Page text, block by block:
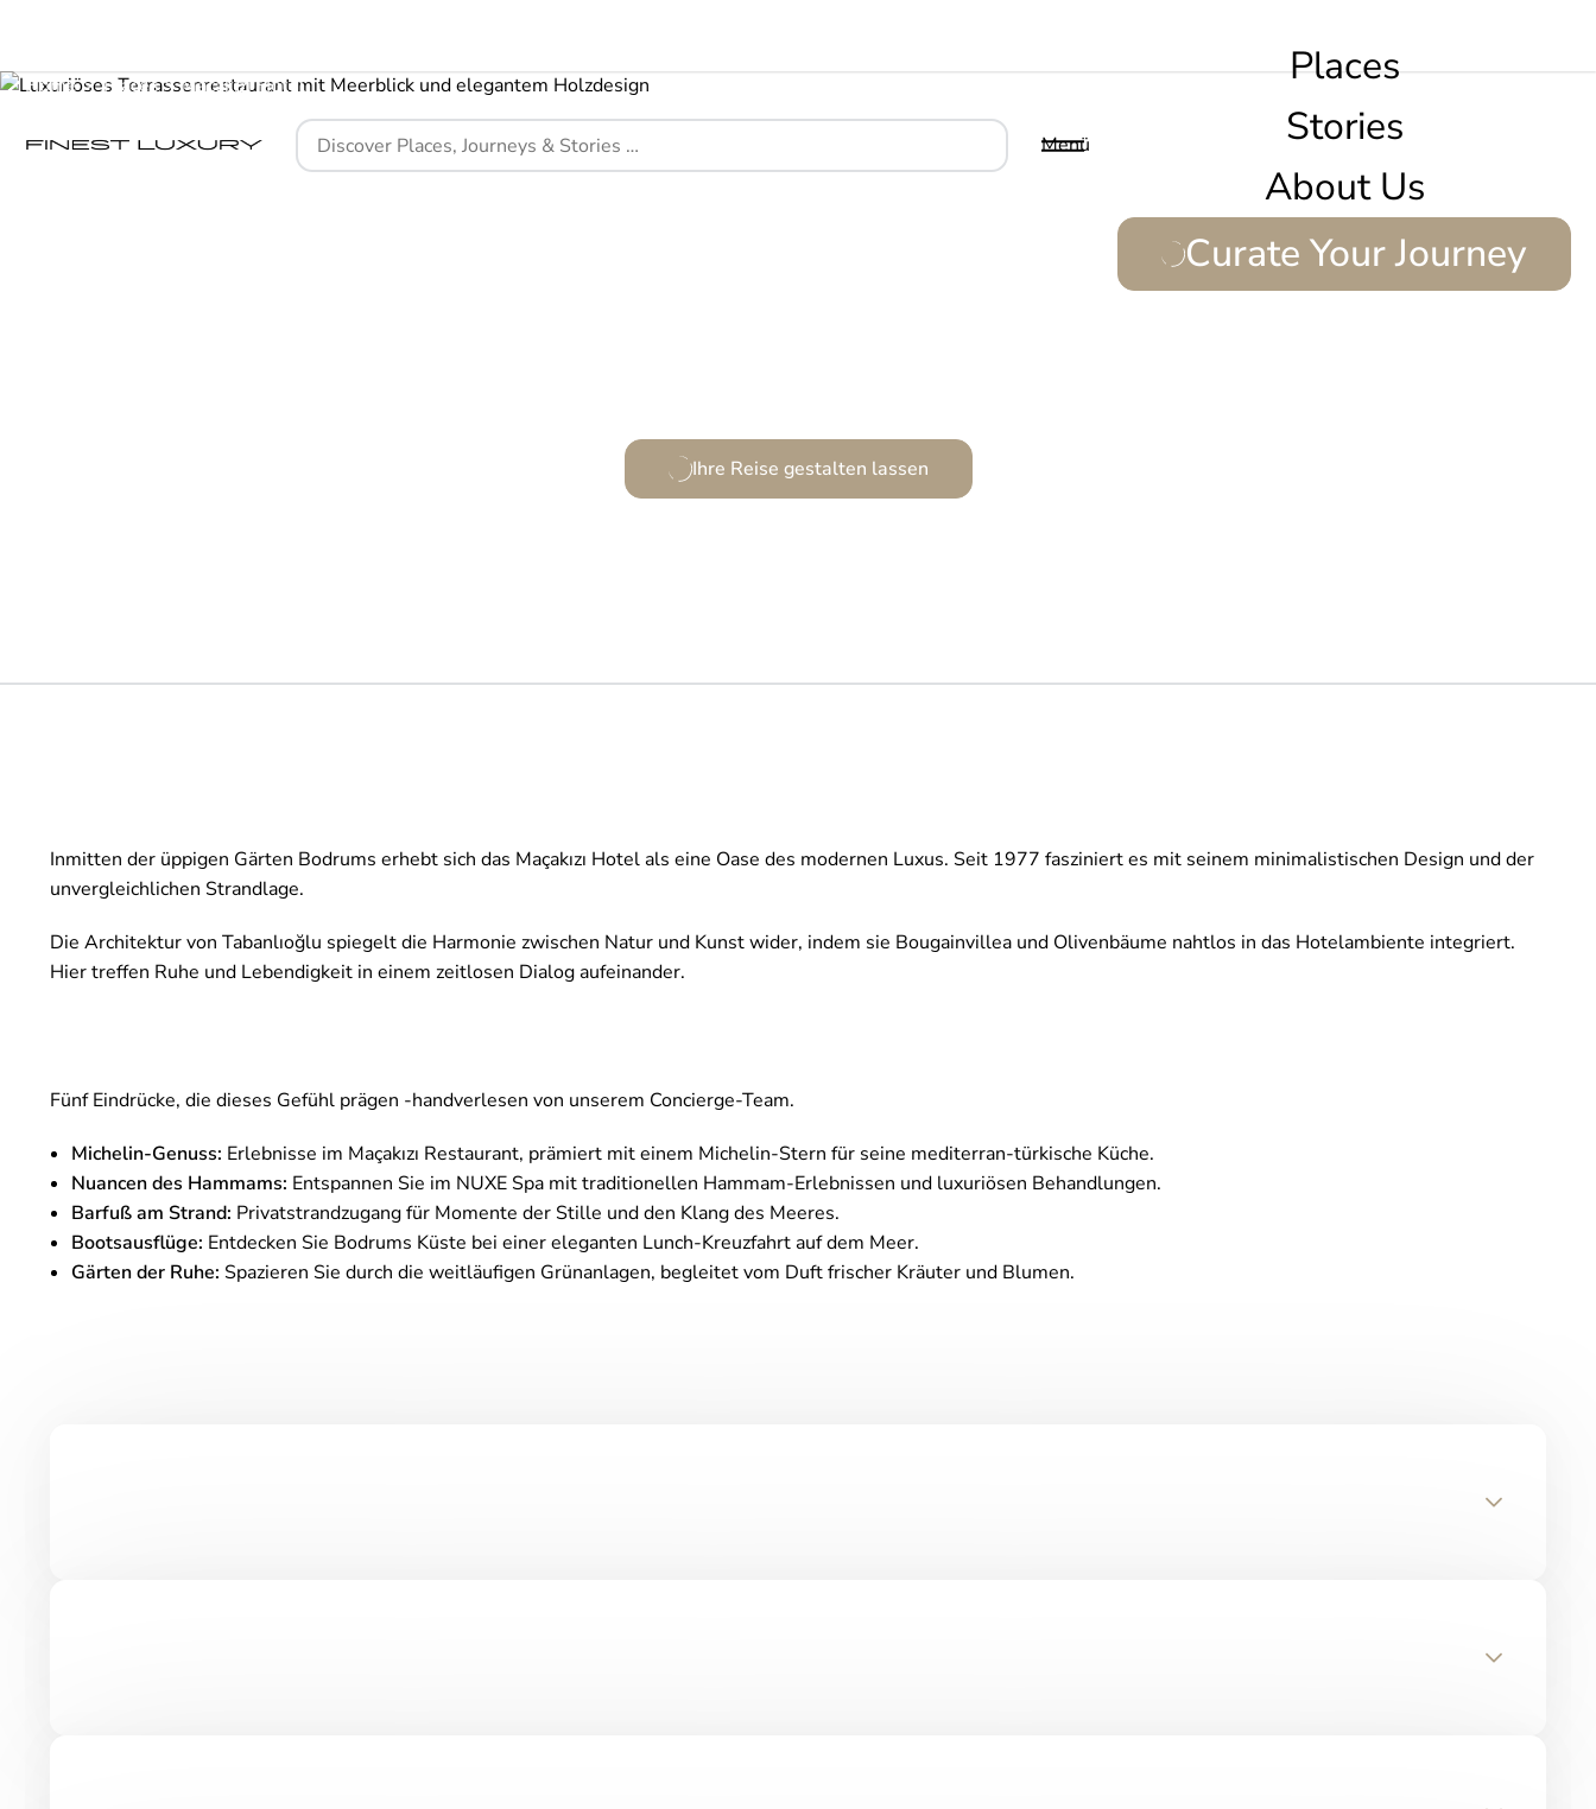
Menü
Places
Stories
About Us
Curate Your Journey
Home Places Macakizi Hotel
Ihre Reise gestalten lassen
Inmitten der üppigen Gärten Bodrums erhebt sich das Maçakızı Hotel als eine Oase des modernen Luxus. Seit 1977 fasziniert es mit seinem minimalistischen Design und der
unvergleichlichen Strandlage.
Die Architektur von Tabanlıoğlu spiegelt die Harmonie zwischen Natur und Kunst wider, indem sie Bougainvillea und Olivenbäume nahtlos in das Hotelambiente integriert.
Hier treffen Ruhe und Lebendigkeit in einem zeitlosen Dialog aufeinander.
Fünf Eindrücke, die dieses Gefühl prägen -handverlesen von unserem Concierge-Team.
Michelin-Genuss: Erlebnisse im Maçakızı Restaurant, prämiert mit einem Michelin-Stern für seine mediterran-türkische Küche.
Nuancen des Hammams: Entspannen Sie im NUXE Spa mit traditionellen Hammam-Erlebnissen und luxuriösen Behandlungen.
Barfuß am Strand: Privatstrandzugang für Momente der Stille und den Klang des Meeres.
Bootsausflüge: Entdecken Sie Bodrums Küste bei einer eleganten Lunch-Kreuzfahrt auf dem Meer.
Gärten der Ruhe: Spazieren Sie durch die weitläufigen Grünanlagen, begleitet vom Duft frischer Kräuter und Blumen.